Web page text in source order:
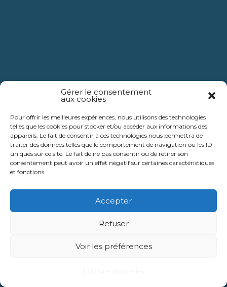
Gérer le consentement
aux cookies
Pour offrir les meilleures expériences, nous utilisons des technologies
telles que les cookies pour stocker et/ou accéder aux informations des
appareils. Le fait de consentir à ces technologies nous permettra de
traiter des données telles que le comportement de navigation ou les ID
uniques sur ce site. Le fait de ne pas consentir ou de retirer son
consentement peut avoir un effet négatif sur certaines caractéristiques
et fonctions.
Accepter
Refuser
Voir les préférences